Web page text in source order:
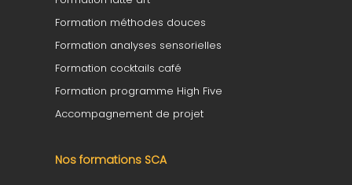
Formation méthodes douces
Formation analyses sensorielles
Formation cocktails café
Formation programme High Five
Accompagnement de projet
Nos formations SCA